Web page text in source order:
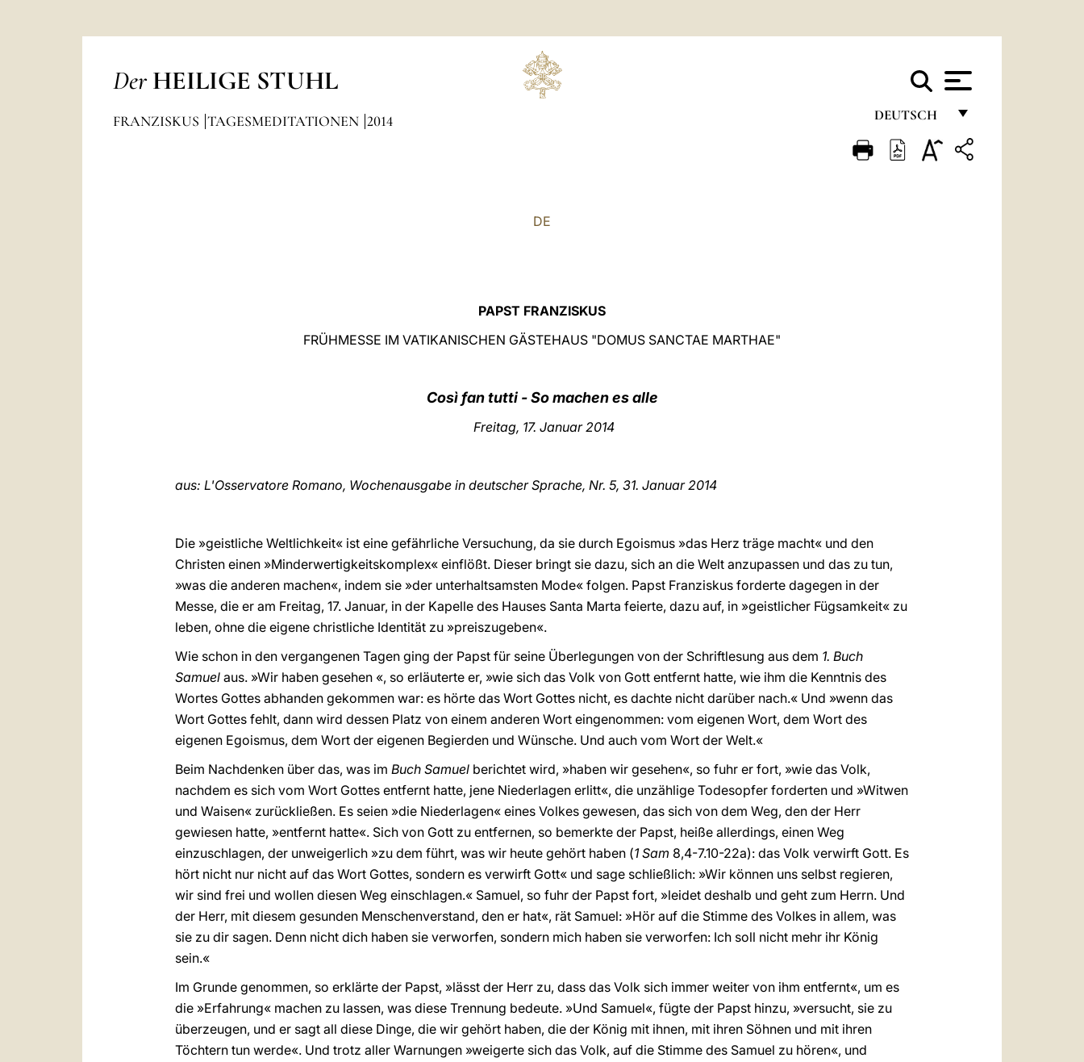
Der HEILIGE STUHL
DEUTSCH
FRANÇAIS
FRANZISKUS TAGESMEDITATIONEN 2014
DE
PAPST FRANZISKUS
FRÜHMESSE IM VATIKANISCHEN GÄSTEHAUS "DOMUS SANCTAE MARTHAE"
Così fan tutti - So machen es alle
Freitag, 17. Januar 2014
aus: L'Osservatore Romano, Wochenausgabe in deutscher Sprache, Nr. 5, 31. Januar2014
Die »geistliche Weltlichkeit« ist eine gefährliche Versuchung, da sie durch Egoismus »das Herz träge macht« und den
Christen einen »Minderwertigkeitskomplex« einflößt. Dieser bringt sie dazu, sich an die Welt anzupassen und das zu tun,
»was die anderen machen«, indem sie »der unterhaltsamsten Mode« folgen. Papst Franziskus forderte dagegen in der
Messe, die er am Freitag, 17. Januar, in der Kapelle des Hauses Santa Marta feierte, dazu auf, in »geistlicher Fügsamkeit« zu
leben, ohne die eigene christliche Identität zu »preiszugeben«.
Wie schon in den vergangenen Tagen ging der Papst für seine Überlegungen von der Schriftlesung aus dem 1. Buch
Samuel aus. »Wir haben gesehen «, so erläuterte er, »wie sich das Volk von Gott entfernt hatte, wie ihm die Kenntnis des
Wortes Gottes abhanden gekommen war: es hörte das Wort Gottes nicht, es dachte nicht darüber nach.« Und »wenn das
Wort Gottes fehlt, dann wird dessen Platz von einem anderen Wort eingenommen: vom eigenen Wort, dem Wort des
eigenen Egoismus, dem Wort der eigenen Begierden und Wünsche. Und auch vom Wort der Welt.«
Beim Nachdenken über das, was im Buch Samuel berichtet wird, »haben wir gesehen«, so fuhr er fort, »wie das Volk,
nachdem es sich vom Wort Gottes entfernt hatte, jene Niederlagen erlitt«, die unzählige Todesopfer forderten und »Witwen
und Waisen« zurückließen. Es seien »die Niederlagen« eines Volkes gewesen, das sich von dem Weg, den der Herr
gewiesen hatte, »entfernt hatte«. Sich von Gott zu entfernen, so bemerkte der Papst, heiße allerdings, einen Weg
einzuschlagen, der unweigerlich »zu dem führt, was wir heute gehört haben (1 Sam 8,4-7.10-22a): das Volk verwirft Gott. Es
hört nicht nur nicht auf das Wort Gottes, sondern es verwirft Gott« und sage schließlich: »Wir können uns selbst regieren,
wir sind frei und wollen diesen Weg einschlagen.« Samuel, so fuhr der Papst fort, »leidet deshalb und geht zum Herrn. Und
der Herr, mit diesem gesunden Menschenverstand, den er hat«, rät Samuel: »Hör auf die Stimme des Volkes in allem, was
sie zu dir sagen. Denn nicht dich haben sie verworfen, sondern mich haben sie verworfen: Ich soll nicht mehr ihr König
sein.«
Im Grunde genommen, so erklärte der Papst, »lässt der Herr zu, dass das Volk sich immer weiter von ihm entfernt«, um es
die »Erfahrung« machen zu lassen, was diese Trennung bedeute. »Und Samuel«, fügte der Papst hinzu, »versucht, sie zu
überzeugen, und er sagt all diese Dinge, die wir gehört haben, die der König mit ihnen, mit ihren Söhnen und mit ihren
Töchtern tun werde«. Und trotz aller Warnungen »weigerte sich das Volk, auf die Stimme des Samuel zu hören«, und